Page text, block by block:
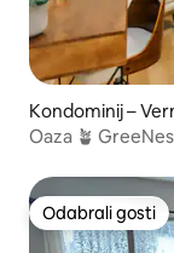
Kondominij –
Oaza 🪴
Odabrali gosti
Odabrali gosti